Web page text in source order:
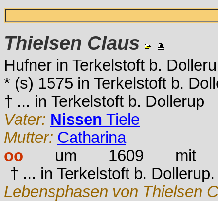
Thielsen Claus
Hufner in Terkelstoft b.
* (s) 1575 in Terkelstoft b.
† ... in Terkelstoft b. Dollerup
Vater: Nissen Tiele
Mutter: Catharina
oo um 1609
† ... in Terkelstoft b. Dollerup.
Lebensphasen von Thielsen